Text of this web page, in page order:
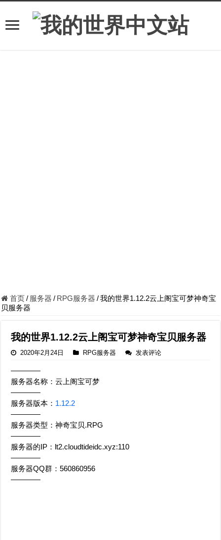
首页/ 服务器 / RPG服务器 /我的世界1.12.2云上阁宝可梦神奇宝
贝服务器
我的世界1.12.2云上阁宝可梦神奇宝贝服务器
2020年2月24日 RPG服务器 发表评论
————
服务器名称：云上阁宝可梦
————
服务器版本： 1.12.2
————
服务器类型：神奇宝贝.RPG
————
服务器的IP：lt2.cloudtideidc.xyz:110
————
服务器QQ群：560860956
————